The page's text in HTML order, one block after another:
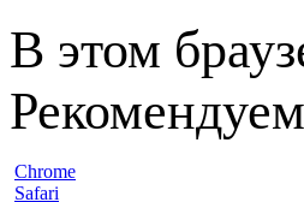
В этом
Chrome
Safari